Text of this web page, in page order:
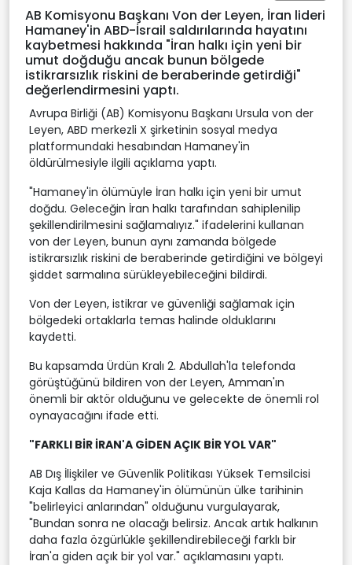
AB Komisyonu Başkanı Von der Leyen, İran lideri
Hamaney'in ABD-İsrail saldırılarında hayatını
kaybetmesi hakkında "İran halkı için yeni bir
umut doğduğu ancak bunun bölgede
istikrarsızlık riskini de beraberinde getirdiği"
değerlendirmesini yaptı.
Avrupa Birliği (AB) Komisyonu Başkanı Ursula von der
Leyen, ABD merkezli X şirketinin sosyal medya
platformundaki hesabından Hamaney'in
öldürülmesiyle ilgili açıklama yaptı.
"Hamaney'in ölümüyle İran halkı için yeni bir umut
doğdu. Geleceğin İran halkı tarafından sahiplenilip
şekillendirilmesini sağlamalıyız." ifadelerini kullanan
von der Leyen, bunun aynı zamanda bölgede
istikrarsızlık riskini de beraberinde getirdiğini ve bölgeyi
şiddet sarmalına sürükleyebileceğini bildirdi.
Von der Leyen, istikrar ve güvenliği sağlamak için
bölgedeki ortaklarla temas halinde olduklarını
kaydetti.
Bu kapsamda Ürdün Kralı 2. Abdullah'la telefonda
görüştüğünü bildiren von der Leyen, Amman'ın
önemli bir aktör olduğunu ve gelecekte de önemli rol
oynayacağını ifade etti.
"FARKLI BİR İRAN'A GİDEN AÇIK BİR YOL VAR"
AB Dış İlişkiler ve Güvenlik Politikası Yüksek Temsilcisi
Kaja Kallas da Hamaney'in ölümünün ülke tarihinin
"belirleyici anlarından" olduğunu vurgulayarak,
"Bundan sonra ne olacağı belirsiz. Ancak artık halkının
daha fazla özgürlükle şekillendirebileceği farklı bir
İran'a giden açık bir yol var." açıklamasını yaptı.